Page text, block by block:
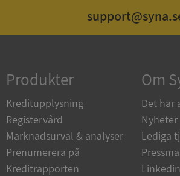
Produkter
Kreditupplysning
Registervård
Marknadsurval & analyser
Prenumerera på
Kreditrapporten
Om
Det här
Nyheter
Lediga
Linkedin
Funktioner
Strikt nödvändigt Prestanda
Strikt nödvändiga kakor tillåter
som användarinloggning och
Webbplatsen kan inte användas